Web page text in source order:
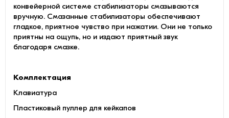
конвейерной системе стабилизаторы смазываются
вручную. Смазанные стабилизаторы обеспечивают
гладкое, приятное чувство при нажатии. Они не только
приятны на ощупь, но и издают приятный звук
благодаря смазке.
Комплектация
Клавиатура
Пластиковый пуллер для кейкапов